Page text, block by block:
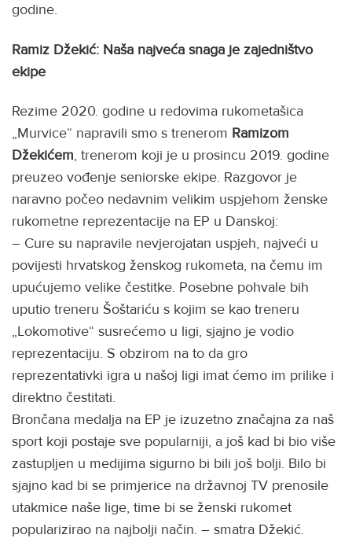
godine.
Ramiz Džekić: Naša najveća snaga je zajedništvo
ekipe
Rezime 2020. godine u redovima rukometašica
„Murvice“ napravili smo s trenerom Ramizom
Džekićem, trenerom koji je u prosincu 2019. godine
preuzeo vođenje seniorske ekipe. Razgovor je
naravno počeo nedavnim velikim uspjehom ženske
rukometne reprezentacije na EP u Danskoj:
– Cure su napravile nevjerojatan uspjeh, najveći u
povijesti hrvatskog ženskog rukometa, na čemu im
upućujemo velike čestitke. Posebne pohvale bih
uputio treneru Šoštariću s kojim se kao treneru
„Lokomotive“ susrećemo u ligi, sjajno je vodio
reprezentaciju. S obzirom na to da gro
reprezentativki igra u našoj ligi imat ćemo im prilike i
direktno čestitati.
Brončana medalja na EP je izuzetno značajna za naš
sport koji postaje sve popularniji, a još kad bi bio više
zastupljen u medijima sigurno bi bili još bolji. Bilo bi
sjajno kad bi se primjerice na državnoj TV prenosile
utakmice naše lige, time bi se ženski rukomet
popularizirao na najbolji način. – smatra Džekić.